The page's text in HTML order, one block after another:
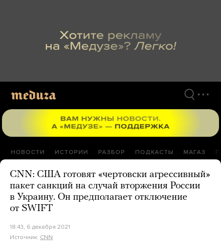
НОВОСТИ ИСТОРИИ РАЗБОР ПОДКАСТЫ МАГАЗ
CNN: США готовят «чертовски агрессивный»
пакет санкций на случай вторжения России
в Украину. Он предполагает отключение
от SWIFT
18:43, 6 декабря 2021
Источник: CNN